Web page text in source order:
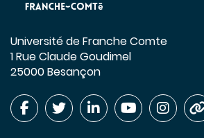
Université de Franche Comte
1 Rue Claude Goudimel
25000 Besançon